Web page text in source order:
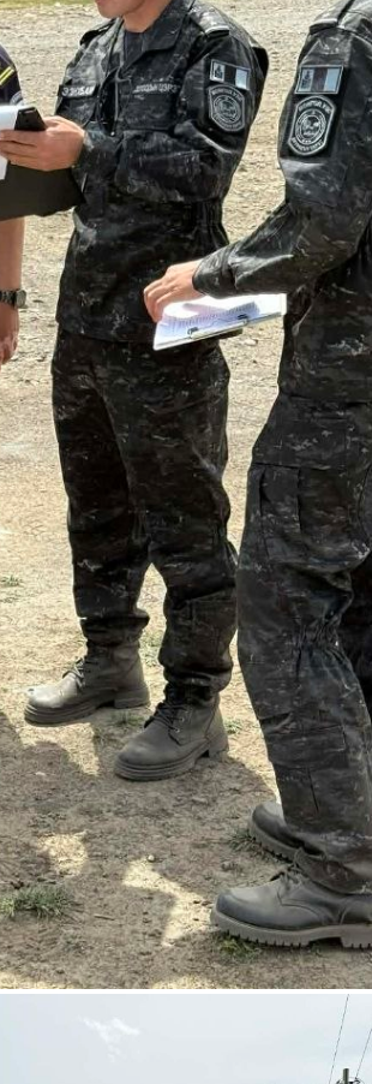
Хэл солих
Монгол English